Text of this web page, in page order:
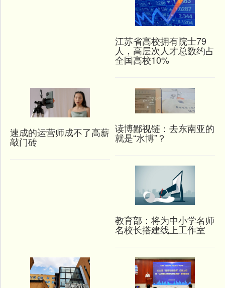
江苏省高校拥有院士79
人，高层次人才总数约占
全国高校10%
速成的运营师成不了高薪
敲门砖
读博鄙视链：去东南亚的
就是“水博”？
教育部：将为中小学名师
名校长搭建线上工作室